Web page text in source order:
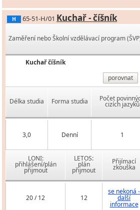
H 65-51-H/01 Kuchař - číšník
Zaměření nebo Školní vzdělávací program
Kuchař číšník
porovnat
Délka studia Forma studia Počet
cizích jazyků
3,0 Denní 1
LONI:
přihlášení/plán
přijmout
LETOS:
plán
přijmout
Přijímací
zkouška
20 / 12 12
se nekoná -
další
informace